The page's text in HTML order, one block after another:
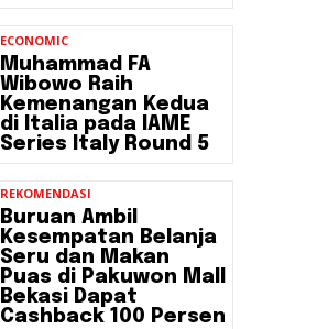
ECONOMIC
Muhammad FA
Wibowo Raih
Kemenangan Kedua
di Italia pada IAME
Series Italy Round 5
REKOMENDASI
Buruan Ambil
Kesempatan Belanja
Seru dan Makan
Puas di Pakuwon Mall
Bekasi Dapat
Cashback 100 Persen